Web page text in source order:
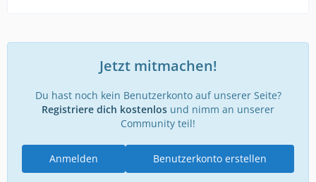
Jetzt mitmachen!
Du hast noch kein Benutzerkonto auf unserer Seite?
Registriere dich kostenlos und nimm an unserer
Community teil!
Benutzerkonto erstellen
Anmelden